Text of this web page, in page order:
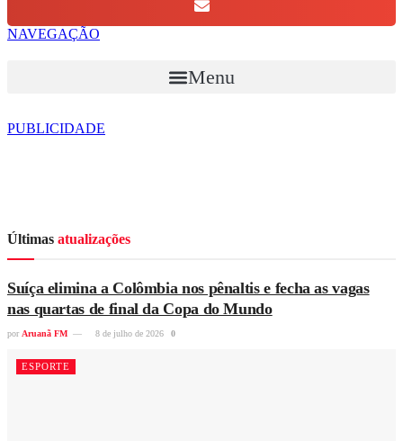
NAVEGAÇÃO
Menu
PUBLICIDADE
Últimas atualizações
Suíça elimina a Colômbia nos pênaltis e fecha as vagas
nas quartas de final da Copa do Mundo
por Aruanã FM 8 de julho de 2026 0
ESPORTE